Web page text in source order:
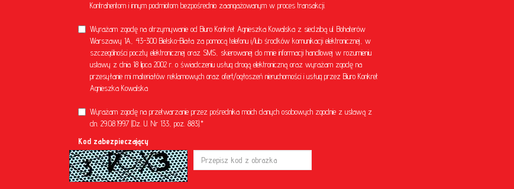
Kontrahentom i innym podmiotom bezpośrednio zaangażowanym w proces transakcji.
Wyrażam zgodę na otrzymywanie od Biuro Konkret Agnieszka Kowalska z siedzibą ul. Bohaterów
Warszawy 1A, 43-300 Bielsko-Biała za pomocą telefonu i/lub środków komunikacji elektronicznej, w
szczególności poczty elektronicznej oraz SMS, skierowanej do mnie informacji handlowej w rozumieniu
ustawy z dnia 18 lipca 2002 r. o świadczeniu usług drogą elektroniczną oraz wyrażam zgodę na
przesyłanie mi materiałów reklamowych oraz ofert/ogłoszeń nieruchomości i usług przez Biuro Konkret
Agnieszka Kowalska
Wyrażam zgodę na przetwarzanie przez pośrednika moich danych osobowych zgodnie z ustawą z
dn. 29.08.1997 (Dz. U. Nr 133, poz. 883).*
Kod zabezpieczający